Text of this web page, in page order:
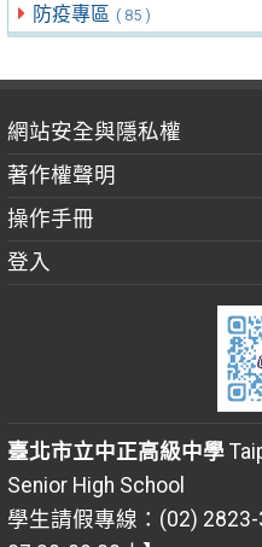
防疫專區 ( 85 )
網站安全與隱私權
著作權聲明
操作手冊
登入
臺北市立中正高級中學
Senior High School
學生請假專線：(02)